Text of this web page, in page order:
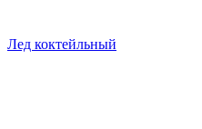
Лед коктейльный